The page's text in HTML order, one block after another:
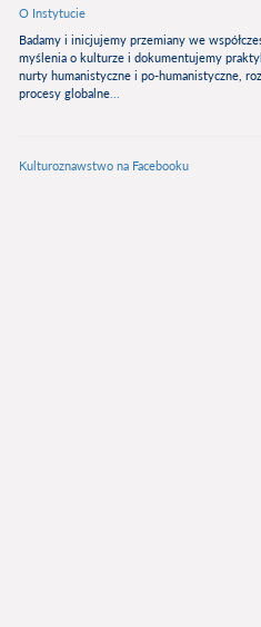
O Instytucie
Badamy i inicjujemy przemiany we
myślenia o kulturze i dokumentujemy
nurty humanistyczne i po-humanistyczne,
procesy globalne
Kulturoznawstwo na Facebooku